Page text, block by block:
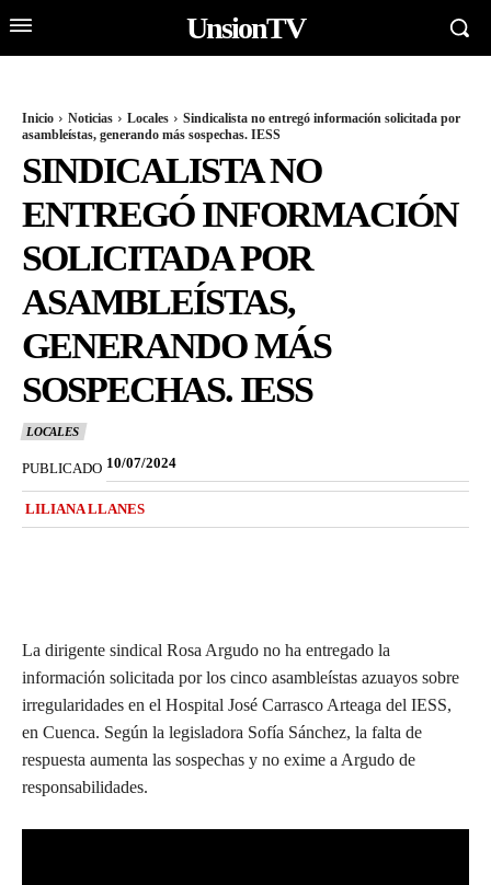
UnsionTV
Inicio Noticias Locales
Sindicalista no entregó información solicitada por
asambleístas, generando más sospechas. IESS
SINDICALISTA NO
ENTREGÓ INFORMACIÓN
SOLICITADA POR
ASAMBLEÍSTAS,
GENERANDO MÁS
SOSPECHAS. IESS
LOCALES
PUBLICADO 10/07/2024
LILIANA LLANES
La dirigente sindical Rosa Argudo no ha entregado la
información solicitada por los cinco asambleístas azuayos sobre
irregularidades en el Hospital José Carrasco Arteaga del IESS,
en Cuenca. Según la legisladora Sofía Sánchez, la falta de
respuesta aumenta las sospechas y no exime a Argudo de
responsabilidades.